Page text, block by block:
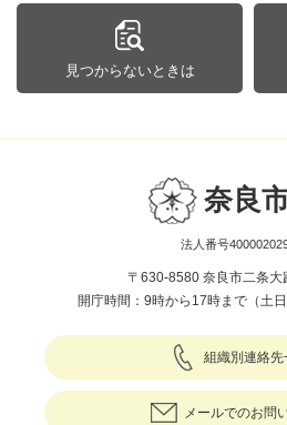
見つからないときは
奈良
法人番号
〒630-8580 奈良市二条大
開庁時間：9時から17時まで（土
組織別連絡先
メールでのお問